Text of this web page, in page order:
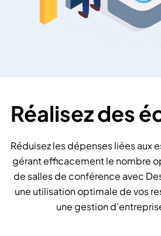
Réalisez des
Réduisez les dépenses liées aux
gérant efficacement le nombre
de salles de conférence avec
une utilisation optimale de vos
une gestion